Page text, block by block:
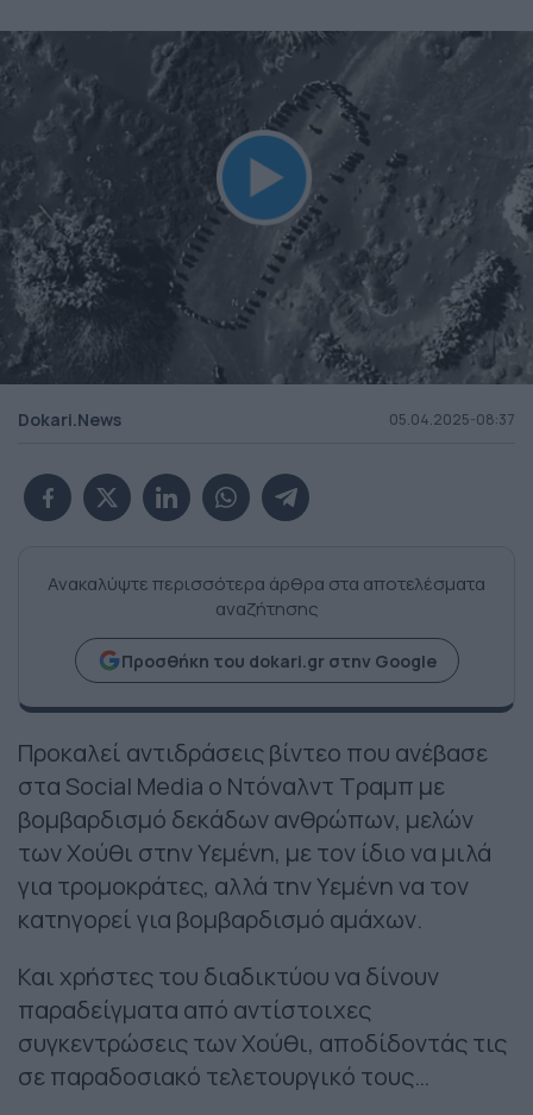
Dokari.News 05.04.2025-08:37
Ανακαλύψτε περισσότερα άρθρα στα αποτελέσματα
αναζήτησης
Προσθήκη του dokari.gr στην Google
Προκαλεί αντιδράσεις βίντεο που ανέβασε
στα Social Media ο Ντόναλντ Τραμπ με
βομβαρδισμό δεκάδων ανθρώπων, μελών
των Χούθι στην Υεμένη, με τον ίδιο να μιλά
για τρομοκράτες, αλλά την Υεμένη να τον
κατηγορεί για βομβαρδισμό αμάχων.
Και χρήστες του διαδικτύου να δίνουν
παραδείγματα από αντίστοιχες
συγκεντρώσεις των Χούθι, αποδίδοντάς τις
σε παραδοσιακό τελετουργικό τους…